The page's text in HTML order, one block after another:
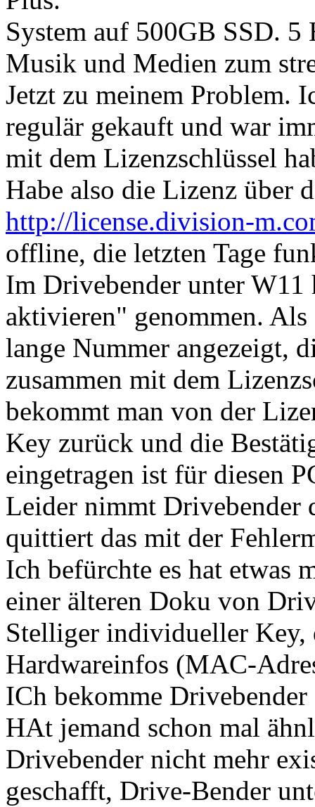
System auf 500GB SSD.
Musik und Medien zum
Jetzt zu meinem Problem.
regulär gekauft und war
mit dem Lizenzschlüssel
Habe also die Lizenz über
http://license.division-
offline, die letzten Tage
Im Drivebender unter
aktivieren" genommen.
lange Nummer angezeigt,
zusammen mit dem
bekommt man von der
Key zurück und die
eingetragen ist für diesen
Leider nimmt Drivebender
quittiert das mit der
Ich befürchte es hat etwas
einer älteren Doku von
Stelliger individueller Key,
Hardwareinfos (MAC-
ICh bekomme
HAt jemand schon mal
Drivebender nicht mehr
geschafft, Drive-Bender